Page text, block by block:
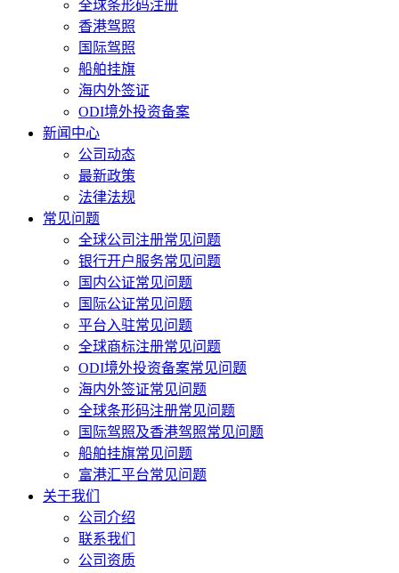
全球条形码注册
香港驾照
国际驾照
船舶挂旗
海内外签证
ODI境外投资备案
新闻中心
公司动态
最新政策
法律法规
常见问题
全球公司注册常见问题
银行开户服务常见问题
国内公证常见问题
国际公证常见问题
平台入驻常见问题
全球商标注册常见问题
ODI境外投资备案常见问题
海内外签证常见问题
全球条形码注册常见问题
国际驾照及香港驾照常见问题
船舶挂旗常见问题
富港汇平台常见问题
关于我们
公司介绍
联系我们
公司资质